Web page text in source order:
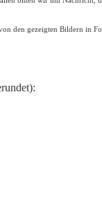
den gezeigten Bildern in